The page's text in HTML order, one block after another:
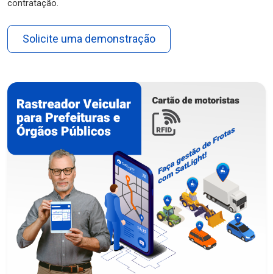
contratação.
Solicite uma demonstração